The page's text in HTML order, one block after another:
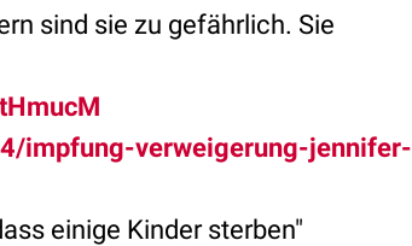
sind sie zu gefährlich. Sie
impfung-verweigerung-jennifer-
einige Kinder sterben"